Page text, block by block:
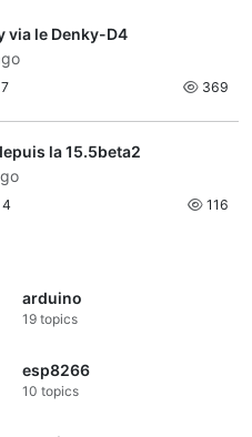
via le Denky-D4
7 369
la 15.5beta2
4 116
arduino
19 topics
esp8266
10 topics